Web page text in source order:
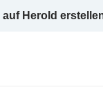
Herold